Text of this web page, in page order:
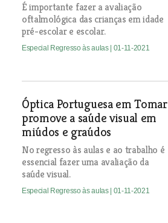
É importante fazer a avaliação
oftalmológica das crianças em idade
pré-escolar e escolar.
Especial Regresso às aulas | 01-11-2021
Óptica Portuguesa em Tomar
promove a saúde visual em
miúdos e graúdos
No regresso às aulas e ao trabalho é
essencial fazer uma avaliação da
saúde visual.
Especial Regresso às aulas | 01-11-2021